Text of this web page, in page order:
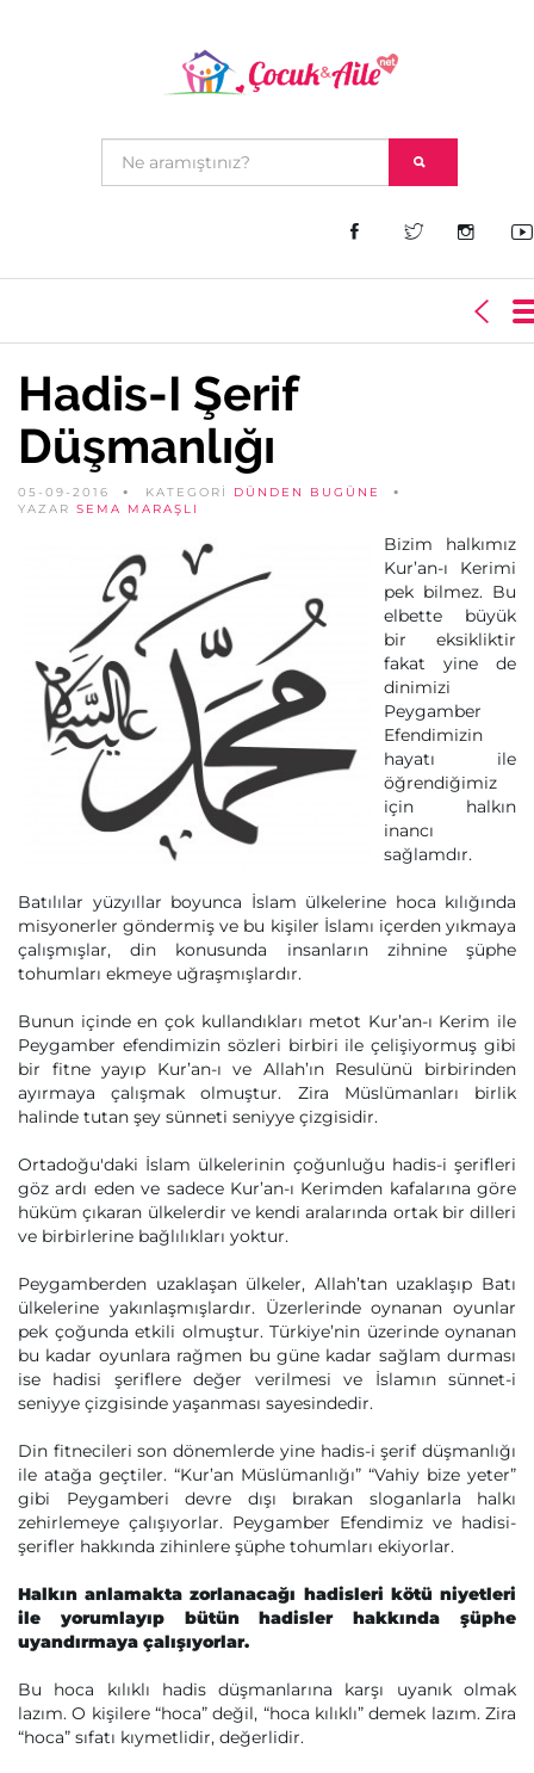
Hadis-I Şerif
Düşmanlığı
05-09-2016 KATEGORİ DÜNDEN BUGÜNE
YAZAR SEMA MARAŞLI
Bizim halkımız
Kur’an-ı Kerimi
pek bilmez. Bu
elbette büyük
bir eksikliktir
fakat yine de
dinimizi
Peygamber
Efendimizin
hayatı ile
öğrendiğimiz
için halkın
inancı
sağlamdır.
Batılılar yüzyıllar boyunca İslam ülkelerine hoca kılığında
misyonerler göndermiş ve bu kişiler İslamı içerden yıkmaya
çalışmışlar, din konusunda insanların zihnine şüphe
tohumları ekmeye uğraşmışlardır.
Bunun içinde en çok kullandıkları metot Kur’an-ı Kerim ile
Peygamber efendimizin sözleri birbiri ile çelişiyormuş gibi
bir fitne yayıp Kur’an-ı ve Allah’ın Resulünü birbirinden
ayırmaya çalışmak olmuştur. Zira Müslümanları birlik
halinde tutan şey sünneti seniyye çizgisidir.
Ortadoğu'daki İslam ülkelerinin çoğunluğu hadis-i şerifleri
göz ardı eden ve sadece Kur’an-ı Kerimden kafalarına göre
hüküm çıkaran ülkelerdir ve kendi aralarında ortak bir dilleri
ve birbirlerine bağlılıkları yoktur.
Peygamberden uzaklaşan ülkeler, Allah’tan uzaklaşıp Batı
ülkelerine yakınlaşmışlardır. Üzerlerinde oynanan oyunlar
pek çoğunda etkili olmuştur. Türkiye’nin üzerinde oynanan
bu kadar oyunlara rağmen bu güne kadar sağlam durması
ise hadisi şeriflere değer verilmesi ve İslamın sünnet-i
seniyye çizgisinde yaşanması sayesindedir.
Din fitnecileri son dönemlerde yine hadis-i şerif düşmanlığı
ile atağa geçtiler. “Kur’an Müslümanlığı” “Vahiy bize yeter”
gibi Peygamberi devre dışı bırakan sloganlarla halkı
zehirlemeye çalışıyorlar. Peygamber Efendimiz ve hadisi-
şerifler hakkında zihinlere şüphe tohumları ekiyorlar.
Halkın anlamakta zorlanacağı hadisleri kötü niyetleri
ile yorumlayıp bütün hadisler hakkında şüphe
uyandırmaya çalışıyorlar.
Bu hoca kılıklı hadis düşmanlarına karşı uyanık olmak
lazım. O kişilere “hoca” değil, “hoca kılıklı” demek lazım. Zira
“hoca” sıfatı kıymetlidir, değerlidir.